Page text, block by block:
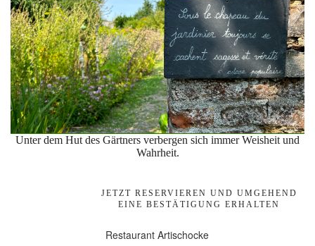
Unter dem Hut des Gärtners verbergen sich immer Weisheit und
Wahrheit.
JETZT RESERVIEREN UND UMGEHEND
EINE BESTÄTIGUNG ERHALTEN